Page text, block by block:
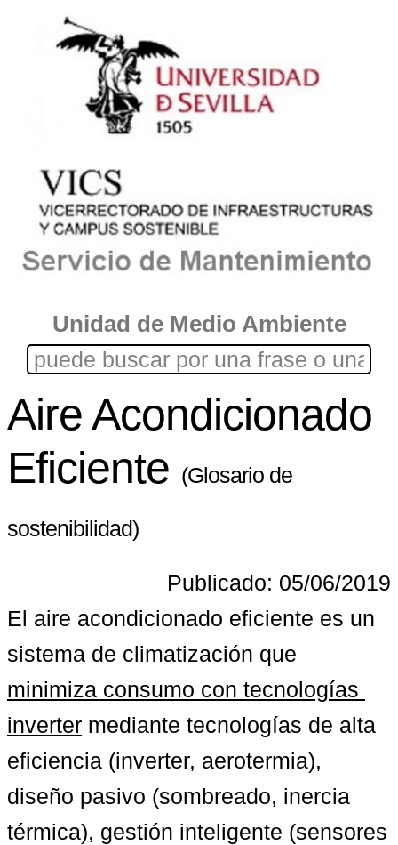
Unidad de Medio Ambiente
Aire Acondicionado
Eficiente (Glosario de
sostenibilidad)
Publicado: 05/06/2019
El aire acondicionado eficiente es un
minimiza consumo con tecnologías
inverter mediante tecnologías de alta
eficiencia (inverter, aerotermia),
diseño pasivo (sombreado, inercia
térmica), gestión inteligente (sensores